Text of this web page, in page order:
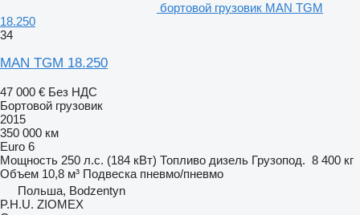
бортовой грузовик MAN TGM
18.250
34
MAN TGM 18.250
47 000 € Без НДС
Бортовой грузовик
2015
350 000 км
Euro 6
Мощность 250 л.с. (184 кВт) Топливо дизель Грузопод. 8 400 кг
Объем 10,8 м³ Подвеска пневмо/пневмо
Польша, Bodzentyn
P.H.U. ZIOMEX